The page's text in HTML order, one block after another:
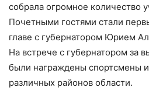
собрала огромное количество
Почетными гостями стали
главе с губернатором Юрием
На встрече с губернатором за
были награждены спортсмены
различных районов области.